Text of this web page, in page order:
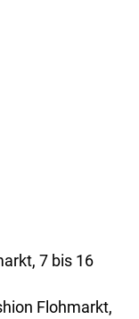
7 bis 16
Flohmarkt,